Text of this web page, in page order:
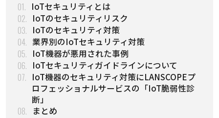
01. IoTセキュリティとは
02. IoTのセキュリティリスク
03. IoTのセキュリティ対策
04. 業界別のIoTセキュリティ対策
05. IoT機器が悪用された事例
06. IoTセキュリティガイドラインについて
07. IoT機器のセキュリティ対策にLANSCOPEプ
ロフェッショナルサービスの「IoT脆弱性診
断」
08. まとめ